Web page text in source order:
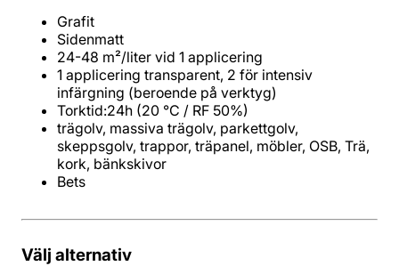
Grafit
Sidenmatt
24-48 m²/liter vid 1 applicering
1 applicering transparent, 2 för intensiv
infärgning (beroende på verktyg)
Torktid:24h (20 °C / RF 50%)
trägolv, massiva trägolv, parkettgolv,
skeppsgolv, trappor, träpanel, möbler, OSB, Trä,
kork, bänkskivor
Bets
Välj alternativ